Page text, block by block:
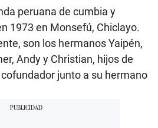
peruana de cumbia y
1973 en Monsefú, Chiclayo.
son los hermanos Yaipén,
Andy y Christian, hijos de
junto a su hermano